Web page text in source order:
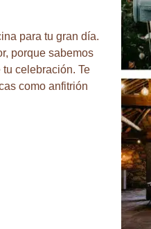
para tu gran día.
porque sabemos
celebración. Te
como anfitrión